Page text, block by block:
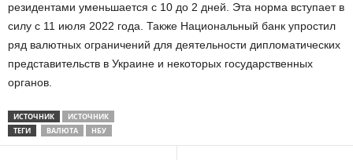
резидентами уменьшается с 10 до 2 дней. Эта норма вступает в
силу с 11 июля 2022 года. Также Национальный банк упростил
ряд валютных ограничений для деятельности дипломатических
представительств в Украине и некоторых государственных
органов.
ИСТОЧНИК
ИСТОЧНИК
ТЕГИ
ВАЛЮТА НБУ